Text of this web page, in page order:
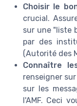
Choisir le
crucial.
sur une "liste
par des
(Autorité des
Connaître
renseigner
sur les
l'AMF. Ceci